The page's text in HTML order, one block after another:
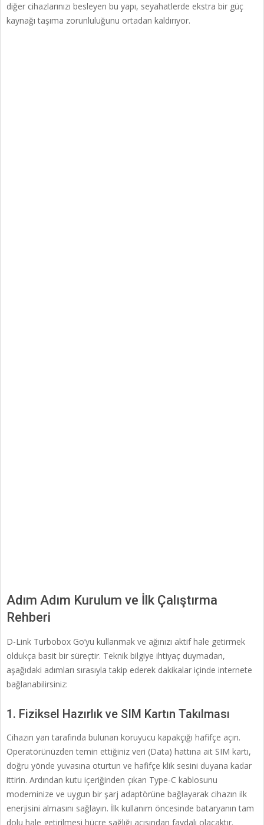
diğer cihazlarınızı besleyen bu yapı, seyahatlerde ekstra bir güç
kaynağı taşıma zorunluluğunu ortadan kaldırıyor.
Adım Adım Kurulum ve İlk Çalıştırma
Rehberi
D-Link Turbobox Go’yu kullanmak ve ağınızı aktif hale getirmek
oldukça basit bir süreçtir. Teknik bilgiye ihtiyaç duymadan,
aşağıdaki adımları sırasıyla takip ederek dakikalar içinde internete
bağlanabilirsiniz:
1. Fiziksel Hazırlık ve SIM Kartın Takılması
Cihazın yan tarafında bulunan koruyucu kapakçığı hafifçe açın.
Operatörünüzden temin ettiğiniz veri (Data) hattına ait SIM kartı,
doğru yönde yuvasına oturtun ve hafifçe klik sesini duyana kadar
ittirin. Ardından kutu içeriğinden çıkan Type-C kablosunu
modeminize ve uygun bir şarj adaptörüne bağlayarak cihazın ilk
enerjisini almasını sağlayın. İlk kullanım öncesinde bataryanın tam
dolu hale getirilmesi hücre sağlığı açısından faydalı olacaktır.